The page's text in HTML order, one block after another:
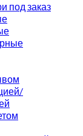
под заказ